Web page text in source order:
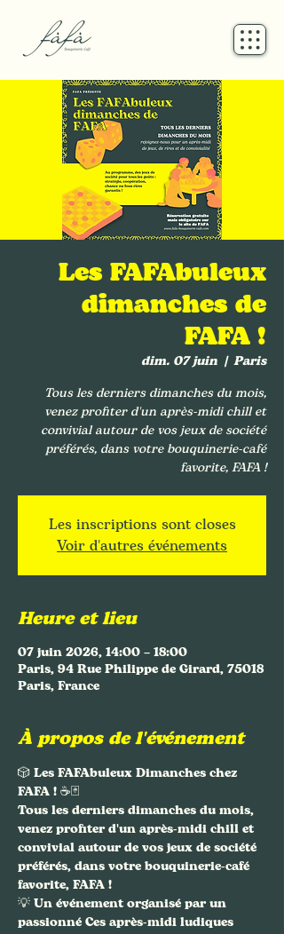
Les FAFAbuleux
dimanches de
FAFA !
dim. 07 juin
  |
Paris
Tous les derniers dimanches du mois,
venez profiter d'un après-midi chill et
convivial autour de vos jeux de société
préférés, dans votre bouquinerie-café
favorite, FAFA !
Les inscriptions sont closes
Voir d'autres événements
Heure et lieu
07 juin 2026, 14:00 – 18:00
Paris, 94 Rue Philippe de Girard, 75018
Paris, France
À propos de l'événement
🎲 Les FAFAbuleux Dimanches chez
FAFA ! ☕🃏
Tous les derniers dimanches du mois,
venez profiter d'un après-midi chill et
convivial autour de vos jeux de société
préférés, dans votre bouquinerie-café
favorite, FAFA !
💡 Un événement organisé par un
passionné Ces après-midi ludiques